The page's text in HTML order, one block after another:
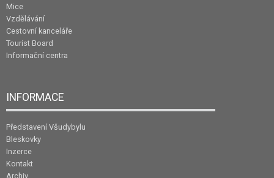
Mice
Vzdělávání
Cestovní kanceláře
Tourist Board
Informační centra
INFORMACE
Představení Všudybylu
Bleskovky
Inzerce
Kontakt
Archiv